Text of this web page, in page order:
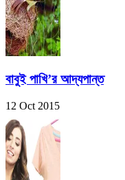
বাবুই পাখি’র আদ্যপান্ত
12 Oct 2015